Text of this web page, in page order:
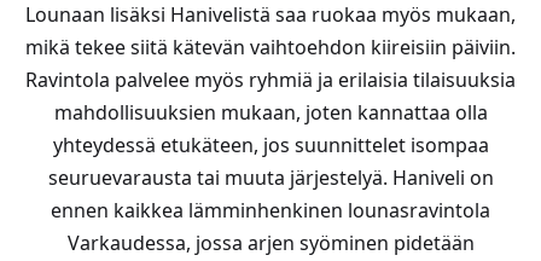
Lounaan lisäksi Hanivelistä saa ruokaa myös mukaan,
mikä tekee siitä kätevän vaihtoehdon kiireisiin päiviin.
Ravintola palvelee myös ryhmiä ja erilaisia tilaisuuksia
mahdollisuuksien mukaan, joten kannattaa olla
yhteydessä etukäteen, jos suunnittelet isompaa
seuruevarausta tai muuta järjestelyä. Haniveli on
ennen kaikkea lämminhenkinen lounasravintola
Varkaudessa, jossa arjen syöminen pidetään